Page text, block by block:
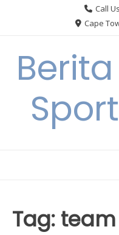
Call
Cape
Tag: